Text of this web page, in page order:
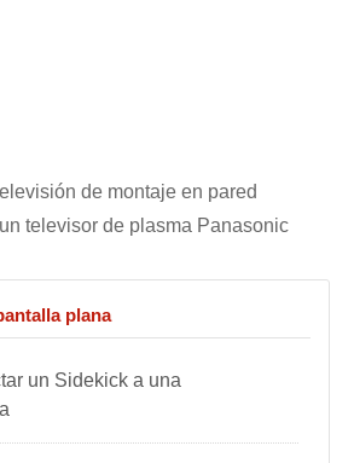
de montaje en pared
televisor de plasma Panasonic
plana
un Sidekick a una